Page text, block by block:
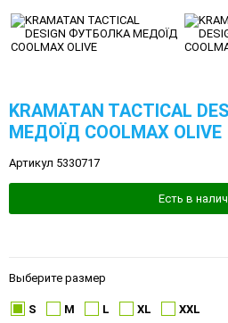
KRAMATAN TACTICAL
МЕДОЇД COOLMAX OLIVE
Артикул 5330717
Есть в
Выберите размер
S M L XL XXL